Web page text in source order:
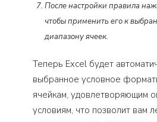
После настройки правила
чтобы применить его к
диапазону ячеек.
Теперь Excel будет
выбранное условное
ячейкам, удовлетворяющим
условиям, что позволит вам